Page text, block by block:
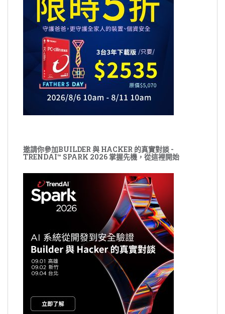
邀請你參加BUILDER 與 HACKER 的真實對談 -
TRENDAI™ SPARK 2026 掌握先機，從這裡開始